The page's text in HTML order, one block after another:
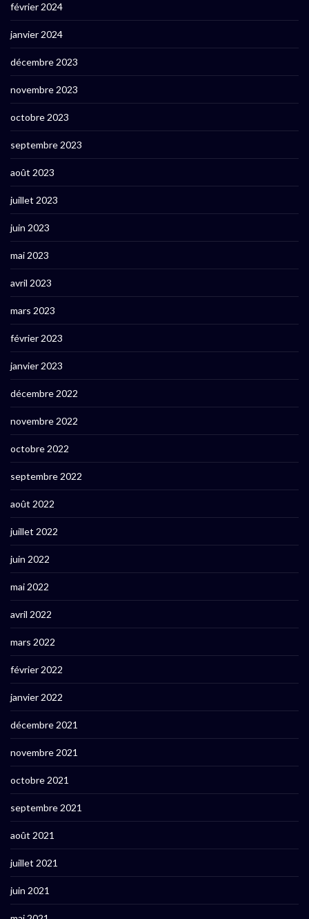
février 2024
janvier 2024
décembre 2023
novembre 2023
octobre 2023
septembre 2023
août 2023
juillet 2023
juin 2023
mai 2023
avril 2023
mars 2023
février 2023
janvier 2023
décembre 2022
novembre 2022
octobre 2022
septembre 2022
août 2022
juillet 2022
juin 2022
mai 2022
avril 2022
mars 2022
février 2022
janvier 2022
décembre 2021
novembre 2021
octobre 2021
septembre 2021
août 2021
juillet 2021
juin 2021